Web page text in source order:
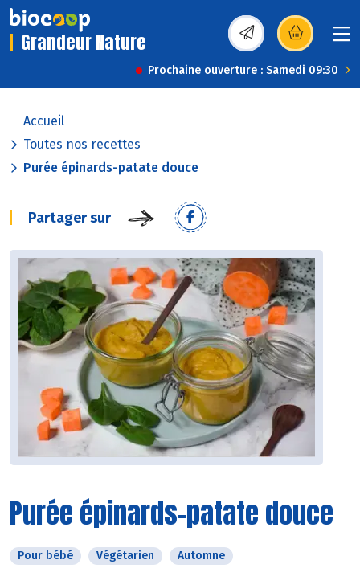
Grandeur Nature (s’ouvre dans une
Prochaine ouverture : Samedi 09:30
Accueil
Toutes nos recettes
Purée épinards-patate douce
Partager sur
Purée épinards-patate douce
Pour bébé Végétarien Automne